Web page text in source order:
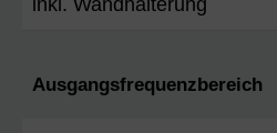
Ausgangsfrequenzbereich